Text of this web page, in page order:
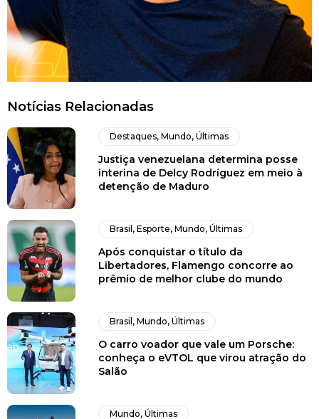
Notícias Relacionadas
Destaques,Mundo,Últimas
Justiça venezuelana determina posse
interina de Delcy Rodríguez em meio à
detenção de Maduro
Brasil ,Esporte,Mundo,Últimas
Após conquistar o título da
Libertadores, Flamengo concorre ao
prêmio de melhor clube do mundo
Brasil ,Mundo,Últimas
O carro voador que vale um Porsche:
conheça o eVTOL que virou atração do
Salão
Mundo,Últimas